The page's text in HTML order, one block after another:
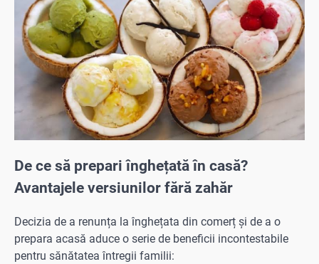
De ce să prepari înghețată în casă?
Avantajele versiunilor fără zahăr
Decizia de a renunța la înghețata din comerț și de a o
prepara acasă aduce o serie de beneficii incontestabile
pentru sănătatea întregii familii: